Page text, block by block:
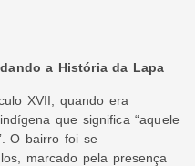
a História da Lapa
XVII, quando era
indígena que significa “aquele
O bairro foi se
marcado pela presença